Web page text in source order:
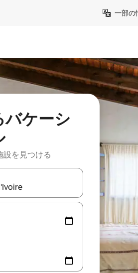
一部の
バケーシ
を見つける
下の矢印キーを使って移動するか、画面